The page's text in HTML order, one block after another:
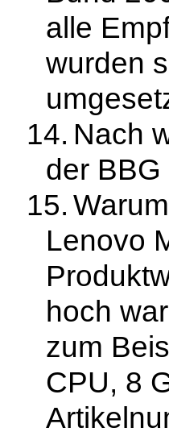
alle
wurden
14. Nach
der
15.
Lenovo
hoch
zum
CPU, 8